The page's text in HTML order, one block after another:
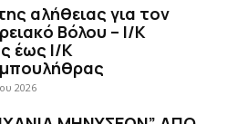
αλήθειας για τον
Βόλου – Ι/Κ
έως Ι/Κ
2026